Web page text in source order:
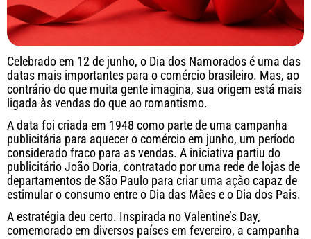
Celebrado em 12 de junho, o Dia dos Namorados é uma das
datas mais importantes para o comércio brasileiro. Mas, ao
contrário do que muita gente imagina, sua origem está mais
ligada às vendas do que ao romantismo.
A data foi criada em 1948 como parte de uma campanha
publicitária para aquecer o comércio em junho, um período
considerado fraco para as vendas. A iniciativa partiu do
publicitário João Doria, contratado por uma rede de lojas de
departamentos de São Paulo para criar uma ação capaz de
estimular o consumo entre o Dia das Mães e o Dia dos Pais.
A estratégia deu certo. Inspirada no Valentine’s Day,
comemorado em diversos países em fevereiro, a campanha